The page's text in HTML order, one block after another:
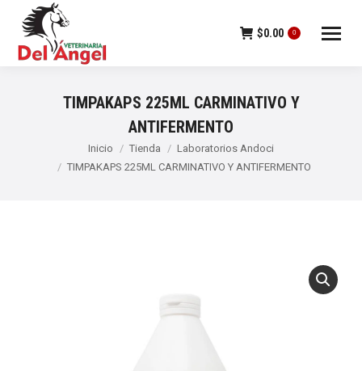
$0.00 0
TIMPAKAPS 225ML CARMINATIVO Y
ANTIFERMENTO
Inicio Tienda
Laboratorios Andoci
TIMPAKAPS 225ML CARMINATIVO Y ANTIFERMENTO